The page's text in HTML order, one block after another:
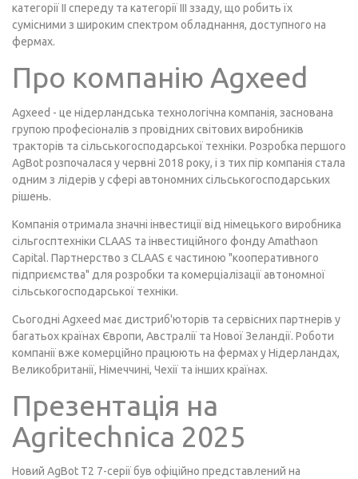
категорії II спереду та категорії III ззаду, що робить їх
сумісними з широким спектром обладнання, доступного на
фермах.
Про компанію Agxeed
Agxeed - це нідерландська технологічна компанія, заснована
групою професіоналів з провідних світових виробників
тракторів та сільськогосподарської техніки. Розробка першого
AgBot розпочалася у червні 2018 року, і з тих пір компанія стала
одним з лідерів у сфері автономних сільськогосподарських
рішень.
Компанія отримала значні інвестиції від німецького виробника
сільгосптехніки CLAAS та інвестиційного фонду Amathaon
Capital. Партнерство з CLAAS є частиною "кооперативного
підприємства" для розробки та комерціалізації автономної
сільськогосподарської техніки.
Сьогодні Agxeed має дистриб'юторів та сервісних партнерів у
багатьох країнах Європи, Австралії та Нової Зеландії. Роботи
компанії вже комерційно працюють на фермах у Нідерландах,
Великобританії, Німеччині, Чехії та інших країнах.
Презентація на
Agritechnica 2025
Новий AgBot T2 7-серії був офіційно представлений на